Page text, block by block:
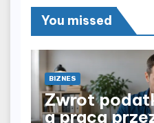
You missed
BIZNES
Zwrot
a praca